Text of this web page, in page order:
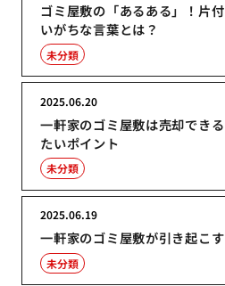
ゴミ屋敷の「あるある」！片
いがちな言葉とは？
未分類
一軒家のゴミ屋敷は売却でき
たいポイント
2025.06.20
未分類
一軒家のゴミ屋敷が引き起こ
2025.06.19
未分類